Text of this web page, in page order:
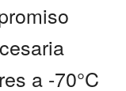
a -70°C